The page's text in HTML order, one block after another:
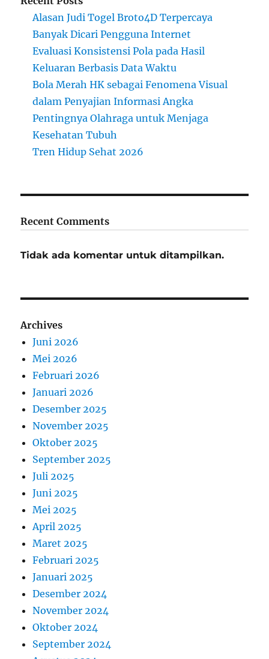
Alasan Judi Togel Broto4D Terpercaya
Banyak Dicari Pengguna Internet
Evaluasi Konsistensi Pola pada Hasil
Keluaran Berbasis Data Waktu
Bola Merah HK sebagai Fenomena Visual
dalam Penyajian Informasi Angka
Pentingnya Olahraga untuk Menjaga
Kesehatan Tubuh
Tren Hidup Sehat 2026
Recent Comments
Tidak ada komentar untuk ditampilkan.
Archives
Juni 2026
Mei 2026
Februari 2026
Januari 2026
Desember 2025
November 2025
Oktober 2025
September 2025
Juli 2025
Juni 2025
Mei 2025
April 2025
Maret 2025
Februari 2025
Januari 2025
Desember 2024
November 2024
Oktober 2024
September 2024